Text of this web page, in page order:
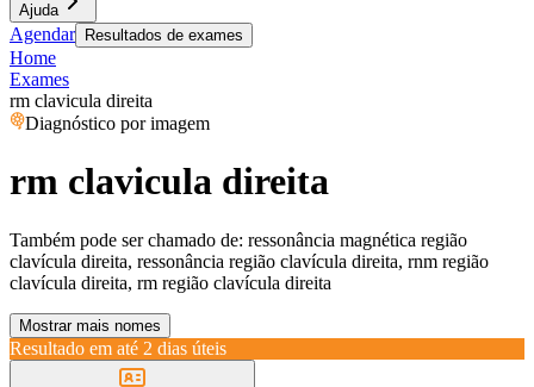
Ajuda
Agendar Resultados de exames
Home
Exames
rm clavicula direita
Diagnóstico por imagem
rm clavicula direita
Também pode ser chamado de: ressonância magnética região
clavícula direita, ressonância região clavícula direita, rnm região
clavícula direita, rm região clavícula direita
Mostrar mais nomes
Resultado em até 2 dias úteis